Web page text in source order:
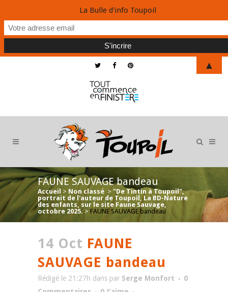
FAUNE SAUVAGE bandeau
Accueil > Non classé > "De Tintin à Toupoil",
portrait de l'auteur de Toupoil, La BD-Nature
des enfants, sur le site Faune Sauvage,
octobre 2025. > FAUNE SAUVAGE bandeau
14 Oct FAUNE
SAUVAGE bandeau
Rédigé le 21:27h dans par Serge Monfort
0
La Bulle d'info Toupoil
▲